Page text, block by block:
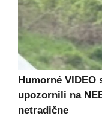
Humorné
upozornili na
netradične